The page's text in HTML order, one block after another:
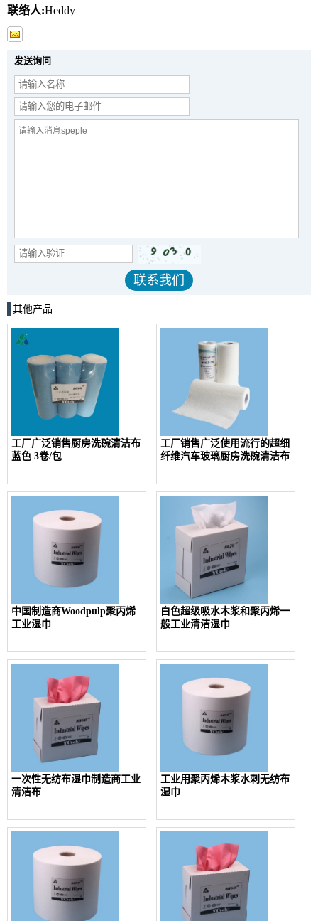
联络人:Heddy
发送询问
其他产品
工厂广泛销售厨房洗碗清洁布
蓝色 3卷/包
工厂销售广泛使用流行的超细
纤维汽车玻璃厨房洗碗清洁布
中国制造商Woodpulp聚丙烯
工业湿巾
白色超级吸水木浆和聚丙烯一
般工业清洁湿巾
一次性无纺布湿巾制造商工业
清洁布
工业用聚丙烯木浆水刺无纺布
湿巾